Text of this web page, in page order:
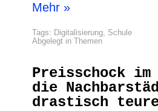
Mehr »
Tags: Digitalisierung, Schule
Abgelegt in Themen
Preisschock im
die
drastisch